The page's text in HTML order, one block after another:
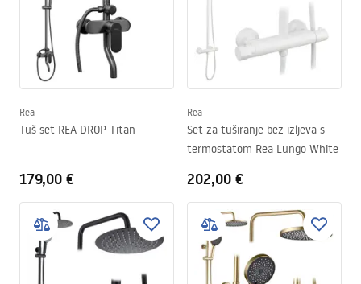
Rea
Tuš set REA DROP Titan
179,00 €
Rea
Set za tuširanje bez izljeva s
termostatom Rea Lungo White
202,00 €